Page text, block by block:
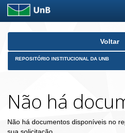
Skip
Voltar
REPOSITÓRIO INSTITUCIONAL DA UNB
Não há
Não há documentos disponíveis no
sua solicitação.